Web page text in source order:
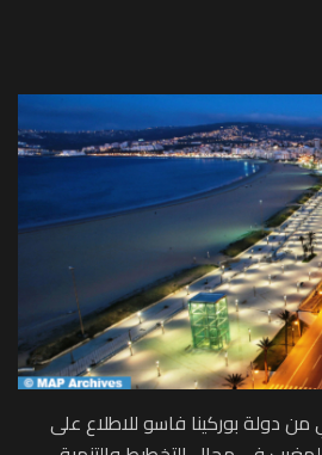
دولة بوركينا فاسو للاطلاع على